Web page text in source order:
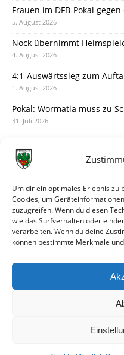
Um dir ein optimales Erlebnis zu
Cookies, um
zuzugreifen. Wenn du diesen
wie das Surfverhalten oder
verarbeiten. Wenn du deine
können bestimmte Merkmale
Frauen im DFB-Pokal
5. August 2026
Nock übernimmt
4. August 2026
4:1-Auswärtssieg zum
1. August 2026
Pokal: Wormatia muss zu
31. Juli 2026
30. Juli 2026
28. Juli 2026
Neuer Rückensponsor
28. Juli 2026
Neue Podcast-Folge: So
Eindrücke vom Stadionfest
27. Juli 2026